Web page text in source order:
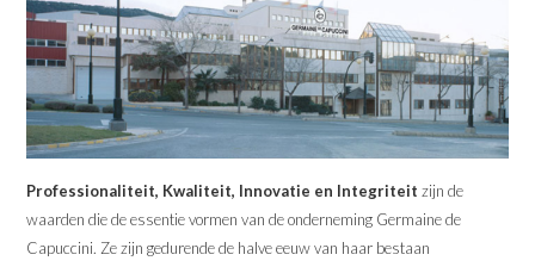
Professionaliteit, Kwaliteit, Innovatie en Integriteit zijn de
waarden die de essentie vormen van de onderneming Germaine de
Capuccini. Ze zijn gedurende de halve eeuw van haar bestaan